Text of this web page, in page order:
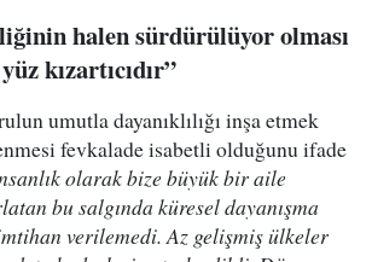
halen sürdürülüyor olması
kızartıcıdır”
umutla dayanıklılığı inşa etmek
fevkalade isabetli olduğunu ifade
olarak bize büyük bir aile
bu salgında küresel dayanışma
verilemedi. Az gelişmiş ülkeler